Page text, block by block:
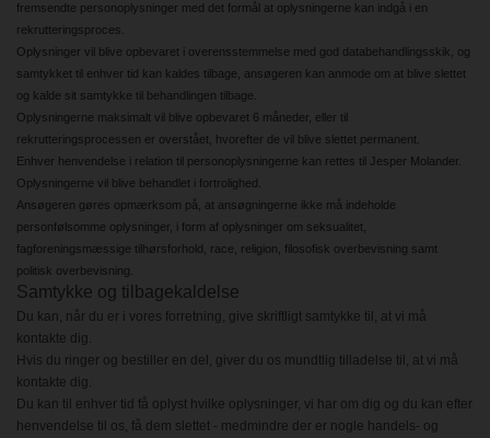
fremsendte personoplysninger med det formål at oplysningerne kan indgå i en
rekrutteringsproces.
Oplysninger vil blive opbevaret i overensstemmelse med god databehandlingsskik, og
samtykket til enhver tid kan kaldes tilbage, ansøgeren kan anmode om at blive slettet
og kalde sit samtykke til behandlingen tilbage.
Oplysningerne maksimalt vil blive opbevaret 6 måneder, eller til
rekrutteringsprocessen er overstået, hvorefter de vil blive slettet permanent.
Enhver henvendelse i relation til personoplysningerne kan rettes til Jesper Molander.
Oplysningerne vil blive behandlet i fortrolighed.
Ansøgeren gøres opmærksom på, at ansøgningerne ikke må indeholde
personfølsomme oplysninger, i form af oplysninger om seksualitet,
fagforeningsmæssige tilhørsforhold, race, religion, filosofisk overbevisning samt
politisk overbevisning.
Samtykke og tilbagekaldelse
Du kan, når du er i vores forretning, give skriftligt samtykke til, at vi må
kontakte dig.
Hvis du ringer og bestiller en del, giver du os mundtlig tilladelse til, at vi må
kontakte dig.
Du kan til enhver tid få oplyst hvilke oplysninger, vi har om dig og du kan efter
henvendelse til os, få dem slettet - medmindre der er nogle handels- og